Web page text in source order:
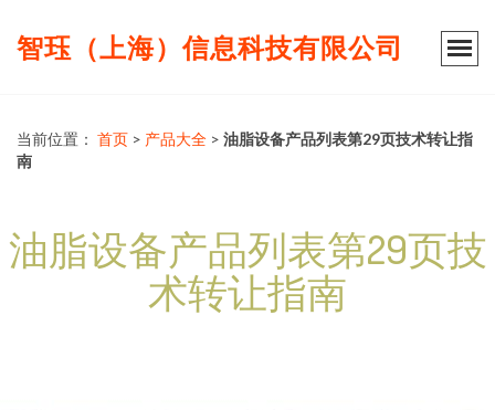
智珏（上海）信息科技有限公司
当前位置： 首页 > 产品大全 > 油脂设备产品列表第29页技术转让指
南
油脂设备产品列表第29页技
术转让指南